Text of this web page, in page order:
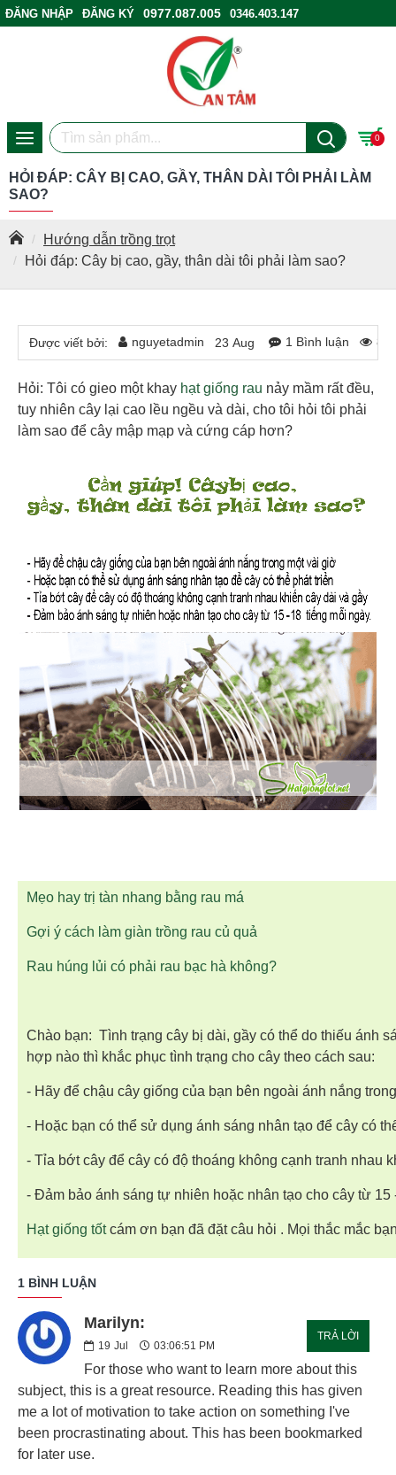
ĐĂNG NHẬP ĐĂNG KÝ 0977.087.005
0346.403.147
0
Hướng dẫn trồng trọt
Hỏi đáp: Cây bị cao, gầy, thân dài tôi phải làm sao?
HỎI ĐÁP: CÂY BỊ CAO, GẦY, THÂN DÀI TÔI PHẢI LÀM
SAO?
Được viết bởi: nguyetadmin 23 Aug 1 Bình luận
Hỏi: Tôi có gieo một khay hạt giống rau nảy mầm rất đều,
tuy nhiên cây lại cao lều ngều và dài, cho tôi hỏi tôi phải
làm sao để cây mập mạp và cứng cáp hơn?
Mẹo hay trị tàn nhang bằng rau má
Gợi ý cách làm giàn trồng rau củ quả
Rau húng lủi có phải rau bạc hà không?
Chào bạn: Tình trạng cây bị dài, gầy có thể do thiếu ánh
hợp nào thì khắc phục tình trạng cho cây theo cách sau:
- Hãy để chậu cây giống của bạn bên ngoài ánh nắng
- Hoặc bạn có thể sử dụng ánh sáng nhân tạo để cây có
- Tỉa bớt cây để cây có độ thoáng không cạnh tranh nhau
- Đảm bảo ánh sáng tự nhiên hoặc nhân tạo cho cây từ
Hạt giống tốtcám ơn bạn đã đặt câu hỏi . Mọi thắc mắc
1 BÌNH LUẬN
Marilyn:
19 Jul 03:06:51 PM
TRẢ LỜI
For those who want to learn more about this
subject, this is a great resource. Reading this has given
me a lot of motivation to take action on something I've
been procrastinating about. This has been bookmarked
for later use.